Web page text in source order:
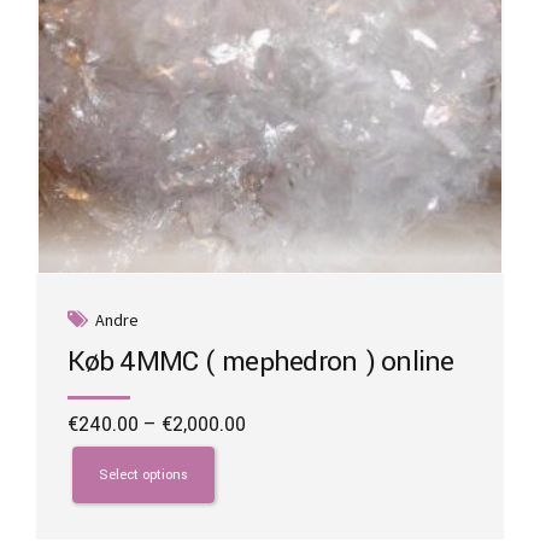
Andre
Køb 4MMC ( mephedron ) online
€240.00 – €2,000.00
Select options
This
product
has